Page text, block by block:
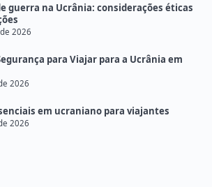
guerra na Ucrânia: considerações éticas
2026
para Viajar para a Ucrânia em
2026
em ucraniano para viajantes
2026